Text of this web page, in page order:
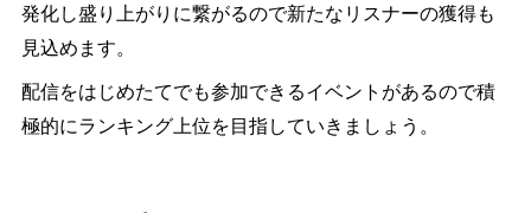
発化し盛り上がりに繋がるので新たなリスナーの獲得も
見込めます。
配信をはじめたてでも参加できるイベントがあるので積
極的にランキング上位を目指していきましょう。